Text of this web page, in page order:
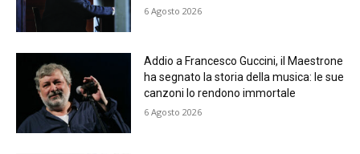
6 Agosto 2026
Addio a Francesco Guccini, il Maestrone
ha segnato la storia della musica: le sue
canzoni lo rendono immortale
6 Agosto 2026